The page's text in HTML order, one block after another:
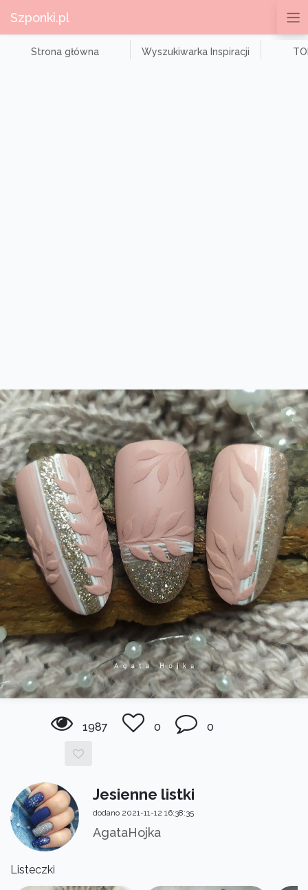
Szponki.pl
Strona główna Wyszukiwarka Inspiracji
1987 0 0
Jesienne listki
dodano 2021-11-12 16:38:35
AgataHojka
Listeczki